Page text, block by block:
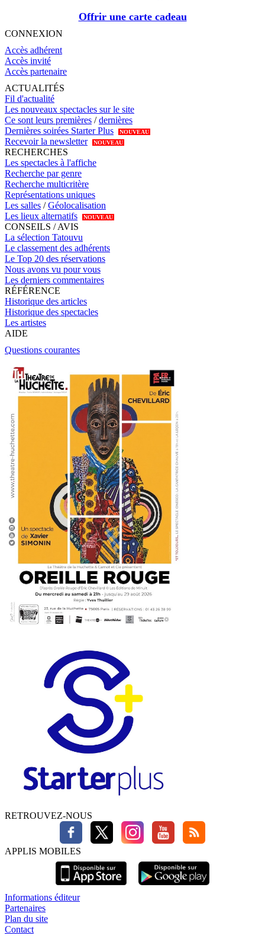
Offrir une carte cadeau
CONNEXION
Accès adhérent
Accès invité
Accès partenaire
ACTUALITÉS
Fil d'actualité
Les nouveaux spectacles sur le site
Ce sont leurs premières /dernières
Dernières soirées Starter Plus
NOUVEAU
Recevoir la newsletter NOUVEAU
RECHERCHES
Les spectacles à l'affiche
Recherche par genre
Recherche multicritère
Représentations uniques
Les salles /Géolocalisation
Les lieux alternatifs
NOUVEAU
CONSEILS / AVIS
La sélection Tatouvu
Le classement des adhérents
Le Top 20 des réservations
Nous avons vu pour vous
Les derniers commentaires
RÉFÉRENCE
Historique des articles
Historique des spectacles
Les artistes
AIDE
Questions courantes
RETROUVEZ-NOUS
APPLIS MOBILES
Informations éditeur
Partenaires
Plan du site
Contact